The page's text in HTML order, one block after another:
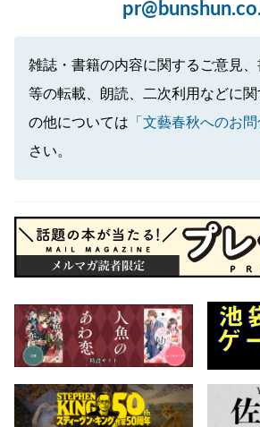
雑誌・書籍の内容に関するご意見
等の転載、朗読、二次利用などに
の他については 「文藝春秋へのお問
さい。